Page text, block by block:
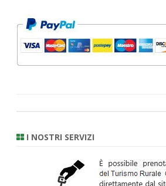
I NOSTRI SERVIZI